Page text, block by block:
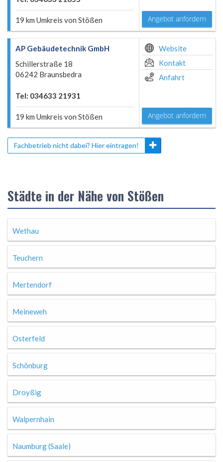
19 km Umkreis von Stößen Angebot anfordern
AP Gebäudetechnik GmbH
Schillerstraße 18
06242 Braunsbedra
Tel: 034633 21931
19 km Umkreis von Stößen
Website
Kontakt
Anfahrt
Angebot anfordern
Fachbetrieb nicht dabei? Hier eintragen!
Städte in der Nähe von Stößen
Wethau
Teuchern
Mertendorf
Meineweh
Osterfeld
Schönburg
Droyßig
Walpernhain
Naumburg (Saale)